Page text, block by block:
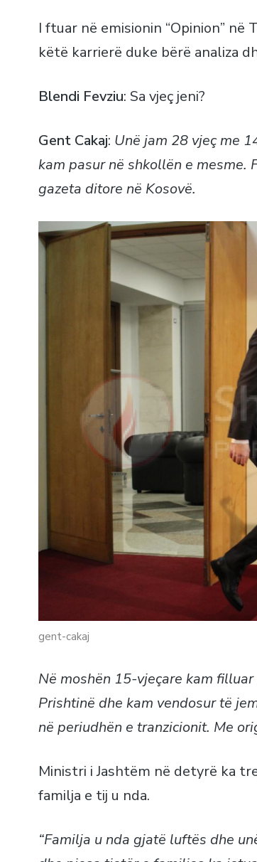
I ftuar në emisionin “Opinion”
këtë karrierë duke bërë analiza
Blendi Fevziu: Sa vjeç jeni?
Gent Cakaj: Unë jam 28 vjeç me
kam pasur në shkollën e
gazeta ditore në Kosovë.
gent-cakaj
Në moshën 15-vjeçare kam
Prishtinë dhe kam vendosur të
në periudhën e tranzicionit. Me
Ministri i Jashtëm në detyrë ka
familja e tij u nda.
“Familja u nda gjatë luftës dhe